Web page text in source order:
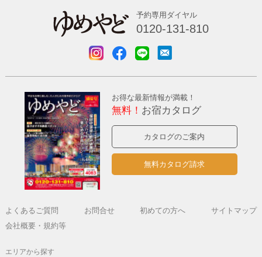
予約専用ダイヤル
0120-131-810
お得な最新情報が満載！
無料！ お宿カタログ
カタログのご案内
無料カタログ請求
よくあるご質問 お問合せ 初めての方へ
サイトマップ
会社概要・規約等
エリアから探す